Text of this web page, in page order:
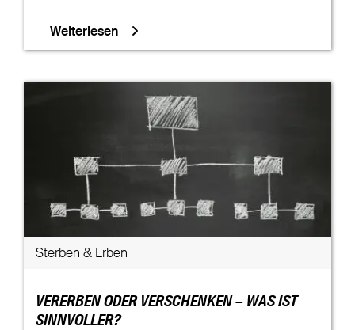
Weiterlesen
Sterben & Erben
VERERBEN ODER VERSCHENKEN – WAS IST
SINNVOLLER?